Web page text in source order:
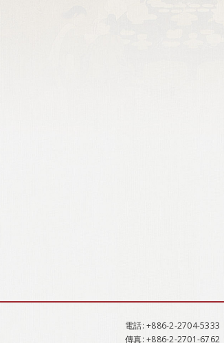
電話: +886-2-2704-5333
傳真: +886-2-2701-6762